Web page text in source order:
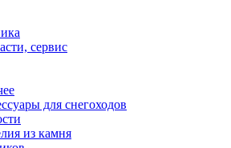
сервис
для снегоходов
из камня